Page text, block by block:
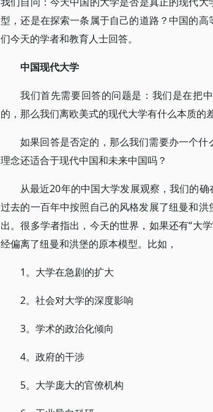
型，还是在探索一条属于自己的道路？中国的
们今天的学者和教育人士回答。
中国现代大学
我们首先需要回答的问题是：我们是在把
的，那么我们离欧美式的现代大学有什么本质的
如果回答是否定的，那么我们需要办一个
理念还适合于现代中国和未来中国吗？
从最近20年的中国大学发展观察，我们的
过去的一百年中按照自己的风格发展了纽曼和
出。很多学者指出，今天的世界，如果还有“大
经偏离了纽曼和洪堡的原本模型。比如，
1。大学在急剧的扩大
2。社会对大学的深度影响
3。学术的政治化倾向
4。政府的干涉
5。大学庞大的官僚机构